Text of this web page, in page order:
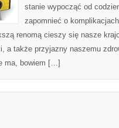
stanie wypocząć od
zapomnieć o
renomą cieszy się nasze
a także przyjazny naszemu
ma, bowiem […]